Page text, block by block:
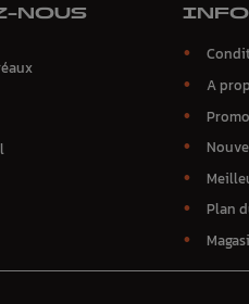
NOUS
A
Plan